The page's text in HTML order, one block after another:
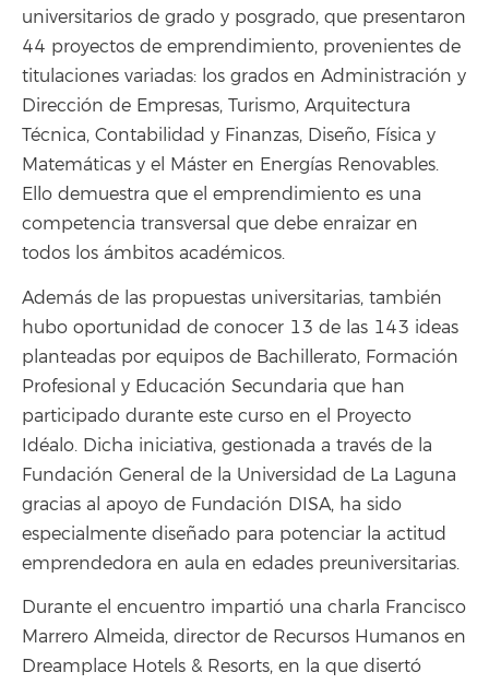
universitarios de grado y posgrado, que presentaron
44 proyectos de emprendimiento, provenientes de
titulaciones variadas: los grados en Administración y
Dirección de Empresas, Turismo, Arquitectura
Técnica, Contabilidad y Finanzas, Diseño, Física y
Matemáticas y el Máster en Energías Renovables.
Ello demuestra que el emprendimiento es una
competencia transversal que debe enraizar en
todos los ámbitos académicos.
Además de las propuestas universitarias, también
hubo oportunidad de conocer 13 de las 143 ideas
planteadas por equipos de Bachillerato, Formación
Profesional y Educación Secundaria que han
participado durante este curso en el Proyecto
Idéalo. Dicha iniciativa, gestionada a través de la
Fundación General de la Universidad de La Laguna
gracias al apoyo de Fundación DISA, ha sido
especialmente diseñado para potenciar la actitud
emprendedora en aula en edades preuniversitarias.
Durante el encuentro impartió una charla Francisco
Marrero Almeida, director de Recursos Humanos en
Dreamplace Hotels & Resorts, en la que disertó